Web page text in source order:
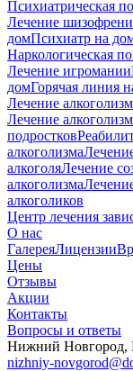
Психиатрическая
Лечение
домПсихиатр на
Наркологическая
Лечение игромании
домГорячая линия
Лечение
Лечение
подростков
алкоголизма
алкоголяЛечение
алкоголизма
алкоголиков
Центр лечения
О нас
ГалереяЛицензии
Цены
Отзывы
Акции
Контакты
Вопросы и ответы
Нижний Новгород,
nizhniy-